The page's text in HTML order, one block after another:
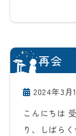
再会
2024年3月
こんにちは
り、しばら